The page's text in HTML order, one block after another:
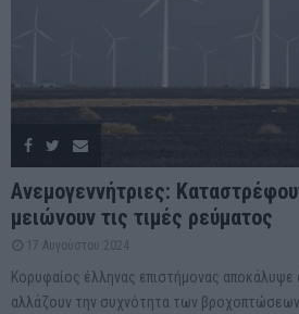
Ανεμογεννήτριες:
μειώνουν τις τιμές ρεύματος
17 Αυγούστου 2024
Κορυφαίος έλληνας επιστήμονας αποκάλυψε
αλλάζουν την συχνότητα των βροχοπτώσεων